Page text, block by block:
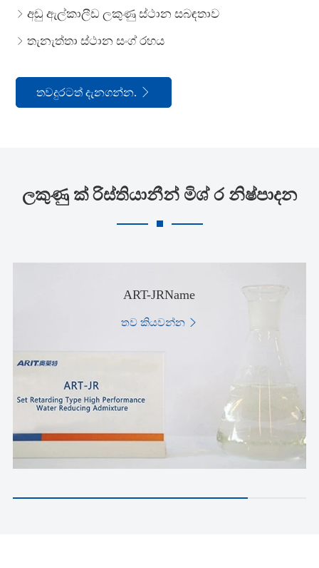
 අඩු ඇල්කාලීඩ ලකුණු ස්ථාන සබඳතාව
 තැනැත්තා ස්ථාන සංග් රහය
තවදුරටත් දැනගන්න. 
ලකුණු ක් රිස්තියානීන් මිශ් ර නිෂ්පාදන
ART-JRName
තව කියවන්න 